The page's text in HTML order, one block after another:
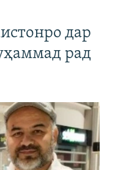
дар
рад